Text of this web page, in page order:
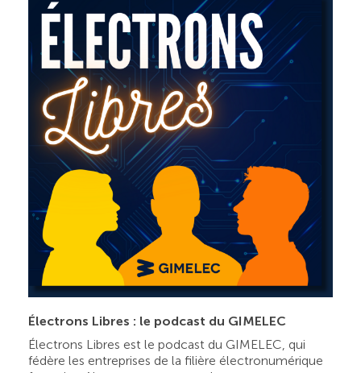
Électrons Libres : le podcast du GIMELEC
Électrons Libres est le podcast du GIMELEC, qui
fédère les entreprises de la filière électronumérique